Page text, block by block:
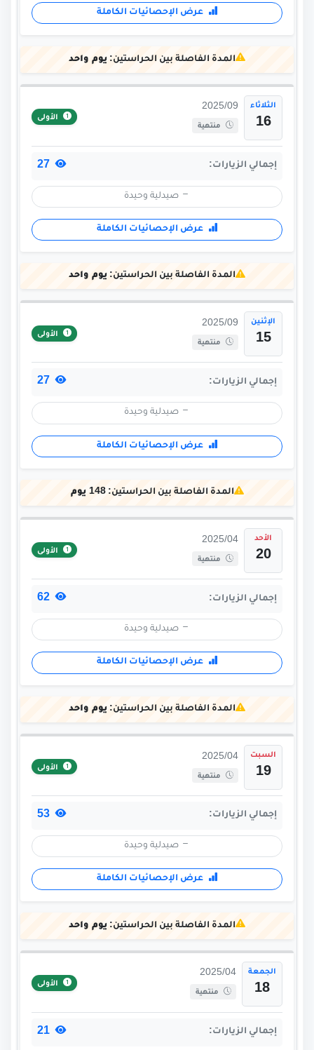
عرض الإحصائيات الكاملة
المدة الفاصلة بين الحراستين: يوم واحد
الثلاثاء
16
2025/09
منتهية
الأولى
إجمالي الزيارات:
صيدلية وحيدة
عرض الإحصائيات الكاملة
المدة الفاصلة بين الحراستين: يوم واحد
الإثنين
15
2025/09
منتهية
الأولى
إجمالي الزيارات:
صيدلية وحيدة
عرض الإحصائيات الكاملة
المدة الفاصلة بين الحراستين:148 يوم
الأحد
20
2025/04
منتهية
الأولى
إجمالي الزيارات:
صيدلية وحيدة
عرض الإحصائيات الكاملة
المدة الفاصلة بين الحراستين: يوم واحد
السبت
19
2025/04
منتهية
الأولى
إجمالي الزيارات:
صيدلية وحيدة
عرض الإحصائيات الكاملة
المدة الفاصلة بين الحراستين: يوم واحد
الجمعة
18
2025/04
منتهية
الأولى
إجمالي الزيارات: